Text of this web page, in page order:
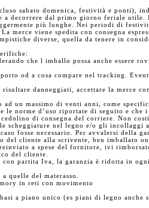
sabato domenica, festività e ponti),
decorrere dal primo giorno feriale
più lunghe. Nei periodi di
merce viene spedita con consegna
diverse, quella da tenere in
che l imballo possa anche essere
od a cosa compare nel tracking.
danneggiati, accettare la merce
un massimo di venti anni, come
norme d’uso riportate di seguito e
di consegna del corriere. Non
nel legno e/o gli incollaggi
fosse necessario. Per avvalersi della
del cliente alla scrivente, ben imballato
a spese del fornitore, ivi
del cliente.
partita Iva, la garanzia è ridotta in ogni
quelle del materasso.
in reti con movimento
a piano unico (es piani di legno